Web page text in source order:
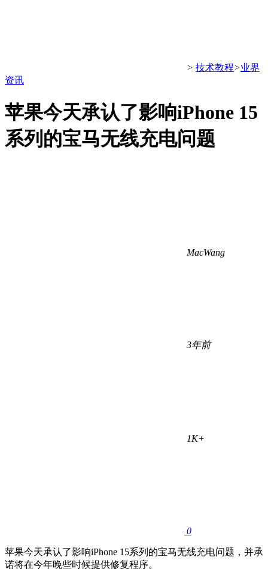
> 技术教程>业界
资讯
苹果今天承认了影响iPhone 15
系列的宝马无线充电问题
MacWang
3年前
1K+
0
苹果今天承认了影响iPhone 15系列的宝马无线充电问题，并承
诺将在今年晚些时候提供修复程序。